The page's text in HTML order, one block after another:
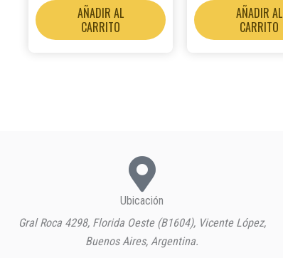
AÑADIR AL
CARRITO
AÑADIR AL
CARRITO
Ubicación
Gral Roca 4298, Florida Oeste (B1604), Vicente López,
Buenos Aires, Argentina.